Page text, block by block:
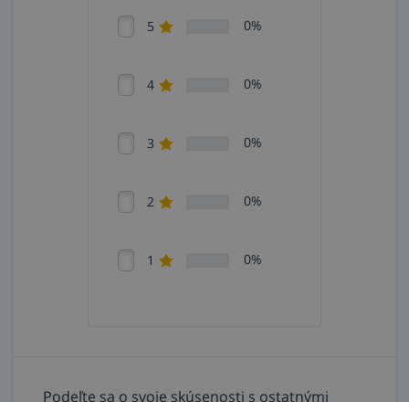
5 0%
4 0%
3 0%
2 0%
1 0%
Podeľte sa o svoje skúsenosti s ostatnými